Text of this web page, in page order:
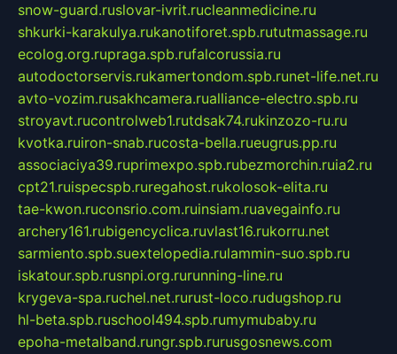
snow-guard.ruslovar-ivrit.rucleanmedicine.ru
shkurki-karakulya.rukanotiforet.spb.rututmassage.ru
ecolog.org.rupraga.spb.rufalcorussia.ru
autodoctorservis.rukamertondom.spb.runet-life.net.ru
avto-vozim.rusakhcamera.rualliance-electro.spb.ru
stroyavt.rucontrolweb1.rutdsak74.rukinzozo-ru.ru
kvotka.ruiron-snab.rucosta-bella.rueugrus.pp.ru
associaciya39.ruprimexpo.spb.rubezmorchin.ruia2.ru
cpt21.ruispecspb.ruregahost.rukolosok-elita.ru
tae-kwon.ruconsrio.com.ruinsiam.ruavegainfo.ru
archery161.rubigencyclica.ruvlast16.rukorru.net
sarmiento.spb.suextelopedia.rulammin-suo.spb.ru
iskatour.spb.rusnpi.org.rurunning-line.ru
krygeva-spa.ruchel.net.rurust-loco.rudugshop.ru
hl-beta.spb.ruschool494.spb.rumymubaby.ru
epoha-metalband.rungr.spb.rurusgosnews.com